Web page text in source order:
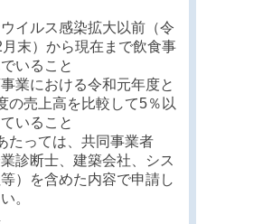
ウイルス感染拡大以前（令
末）から現在まで飲食事
いること
事業における令和元年度と
の売上高を比較して5％以
ていること
たっては、共同事業者
業診断士、建築会社、シス
）を含めた内容で申請し
。